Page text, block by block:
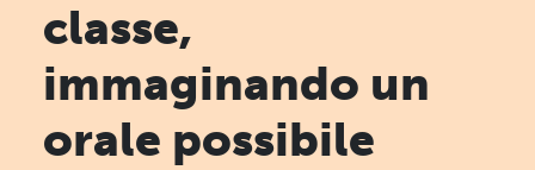
classe,
immaginando un
orale possibile